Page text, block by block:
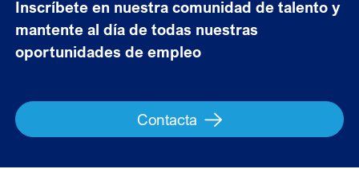
Inscríbete en nuestra comunidad de talento y
mantente al día de todas nuestras
oportunidades de empleo
Contacta